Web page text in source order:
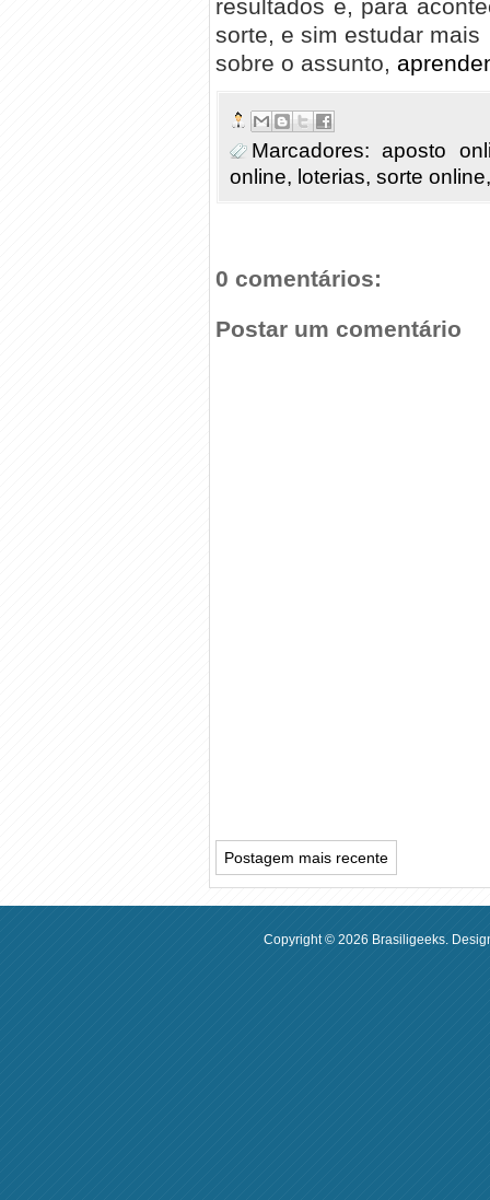
resultados e, para
sorte, e sim estudar mais
sobre o assunto,
Marcadores:aposto
online, loterias, sorte online
0 comentários:
Postar um comentário
Postagem mais recente
Copyright © 2026 Brasiligeeks.